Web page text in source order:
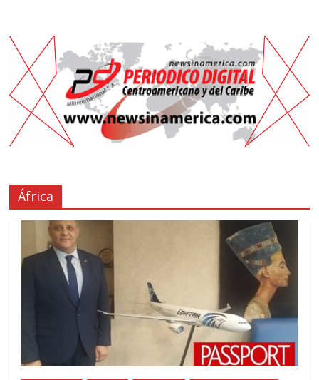
África